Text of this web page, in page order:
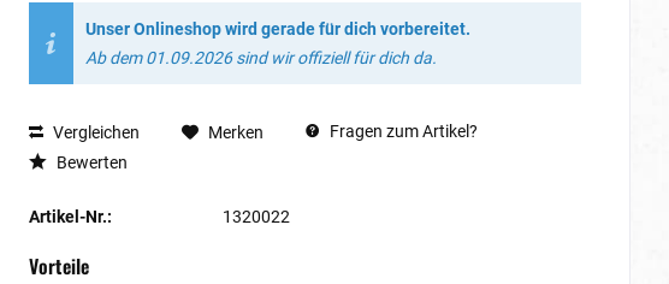
Unser Onlineshop wird gerade für dich vorbereitet.
Ab dem 01.09.2026 sind wir offiziell für dich da.
Vergleichen Merken
Fragen zum Artikel?
Bewerten
Artikel-Nr.: 1320022
Vorteile